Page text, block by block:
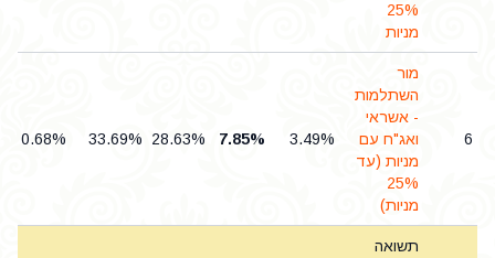
25%
מניות
6
מור
השתלמות
- אשראי
ואג"ח עם
מניות (עד
25%
מניות)
3.49%
7.85%
28.63%
33.69%
0.68%
תשואה